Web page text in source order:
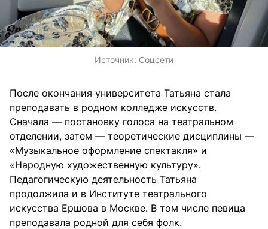
Источник: Соцсети
После окончания университета Татьяна стала
преподавать в родном колледже искусств.
Сначала — постановку голоса на театральном
отделении, затем — теоретические дисциплины —
«Музыкальное оформление спектакля» и
«Народную художественную культуру».
Педагогическую деятельность Татьяна
продолжила и в Институте театрального
искусства Ершова в Москве. В том числе певица
преподавала родной для себя фолк.